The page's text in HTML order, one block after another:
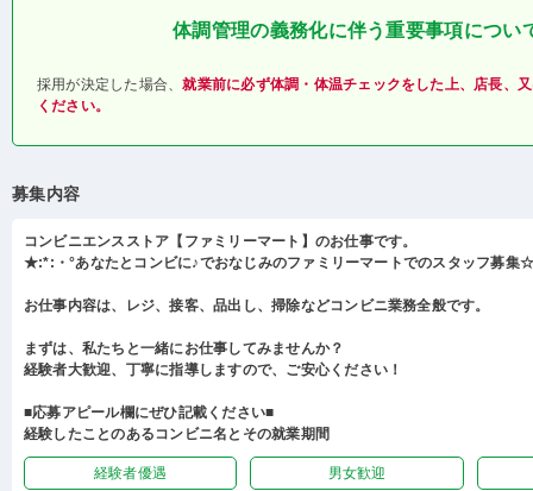
体調管理の義務化に伴う重要事項につい
採用が決定した場合、就業前に必ず体調・体温チェックをした上、店長、
ください。
募集内容
コンビニエンスストア【ファミリーマート】のお仕事です。
★:*:・°あなたとコンビに♪でおなじみのファミリーマートでのスタッフ募集
お仕事内容は、レジ、接客、品出し、掃除などコンビニ業務全般です。
まずは、私たちと一緒にお仕事してみませんか？
経験者大歓迎、丁寧に指導しますので、ご安心ください！
■応募アピール欄にぜひ記載ください■
経験したことのあるコンビニ名とその就業期間
経験者優遇 男女歓迎